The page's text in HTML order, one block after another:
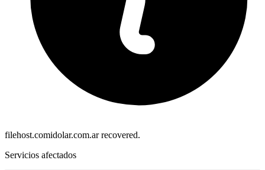
filehost.comidolar.com.ar recovered.
Servicios afectados